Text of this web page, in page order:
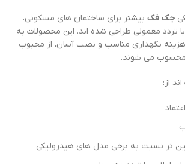
جک فک بیشتر برای ساختمان های مسکونی،
تردد معمولی طراحی شده اند. این محصولات به
هزینه نگهداری مناسب و نصب آسان، از محبوب
محسوب می شوند.
از:
تر نسبت به برخی مدل های هیدرولیکی